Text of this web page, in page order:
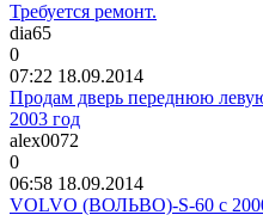
Требуется ремонт.
dia65
0
07:22 18.09.2014
Продам дверь переднюю
2003 год
alex0072
0
06:58 18.09.2014
VOLVO (ВОЛЬВО)-S-60 с